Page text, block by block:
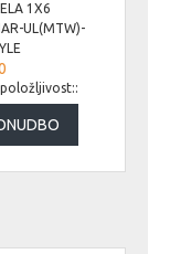
1X6
UL(MTW)-